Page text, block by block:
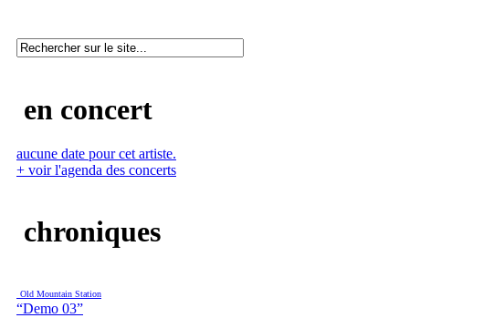
en concert
aucune date pour cet artiste.
+ voir l'agenda des concerts
chroniques
Old Mountain Station
“Demo 03”